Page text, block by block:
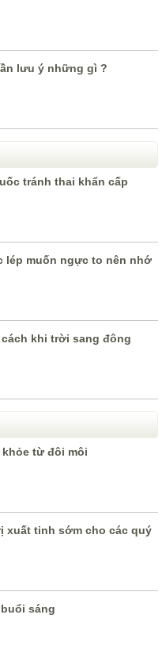
lưu ý những gì ?
tránh thai khẩn cấp
lép muốn ngực to nên nhớ
khi trời sang đông
từ đôi môi
xuất tinh sớm cho các quý
sáng